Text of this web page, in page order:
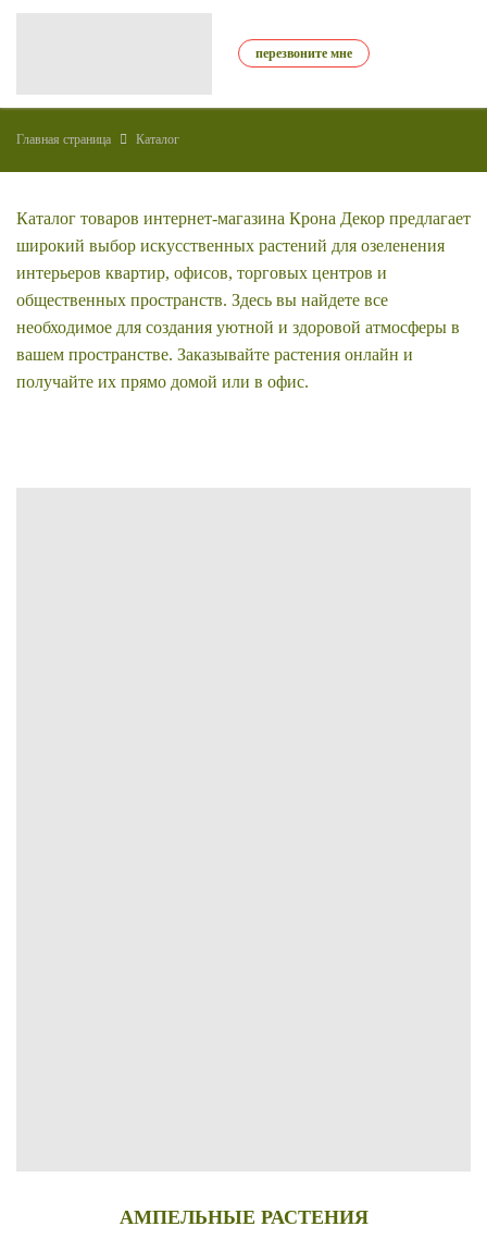
перезвоните мне
Главная страница Каталог
Каталог товаров интернет-магазина Крона Декор предлагает
широкий выбор искусственных растений для озеленения
интерьеров квартир, офисов, торговых центров и
общественных пространств. Здесь вы найдете все
необходимое для создания уютной и здоровой атмосферы в
вашем пространстве. Заказывайте растения онлайн и
получайте их прямо домой или в офис.
АМПЕЛЬНЫЕ РАСТЕНИЯ